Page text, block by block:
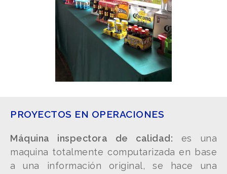
PROYECTOS EN OPERACIONES
Máquina inspectora de calidad: es una
maquina totalmente computarizada en base
a una información original, se hace una